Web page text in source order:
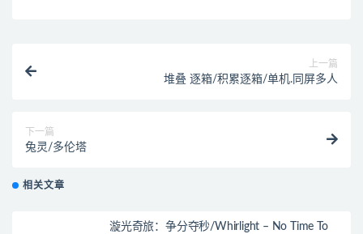
上一篇
堆叠 逐箱/积累逐箱/单机.同屏多人
下一篇
兔灵/多伦塔
相关文章
漩光奇旅：争分夺秒/Whirlight – No Time To